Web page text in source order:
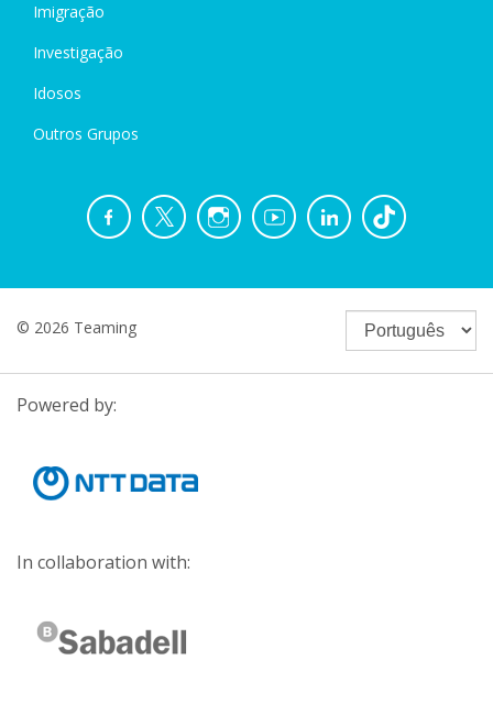
Imigração
Investigação
Idosos
Outros Grupos
© 2026 Teaming
Powered by:
In collaboration with: